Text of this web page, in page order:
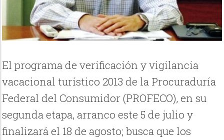
El programa de verificación y vigilancia
vacacional turístico 2013 de la Procuraduría
Federal del Consumidor (PROFECO), en su
segunda etapa, arranco este 5 de julio y
finalizará el 18 de agosto; busca que los